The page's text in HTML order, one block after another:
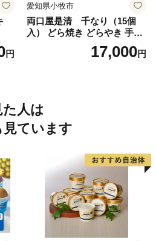
円
愛知県小牧市
両口屋是清 千なり（15個
入） どら焼き どらやき 手土
産 お土産 土産 丹波大納言小
豆 抹茶 林檎 りんご 慶事 お
17,000円
人は
見ています